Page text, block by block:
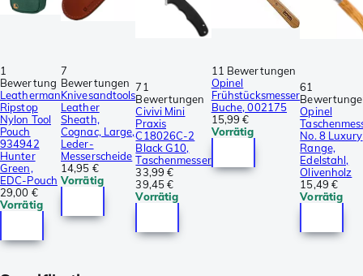
1
Bewertung
Leatherman
Ripstop
Nylon Tool
Pouch
934942
Hunter
Green,
EDC-Pouch
29,00 €
Vorrätig
7
Bewertungen
Knivesandtools
Leather
Sheath,
Cognac, Large,
Leder-
Messerscheide
14,95 €
Vorrätig
71
Bewertungen
Civivi Mini
Praxis
C18026C-2
Black G10,
Taschenmesser
33,99 €
39,45 €
Vorrätig
11 Bewertungen
Opinel
Frühstücksmesser
Buche, 002175
15,99 €
Vorrätig
61
Opinel
No. 8 Luxury
Range,
Edelstahl,
Olivenholz
15,49 €
Vorrätig